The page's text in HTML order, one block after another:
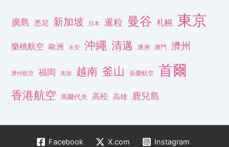
廣島 悉尼 新加坡 日本 暹粒 曼谷 札幌 東京
樂桃航空 歐洲 永安 沖繩 清邁 澳洲 澳門 濟州
濟州航空 福岡 美加 越南 釜山 長榮航空 首爾
香港航空 馬爾代夫 高松 高雄 鹿兒島
Facebook X.com Instagram